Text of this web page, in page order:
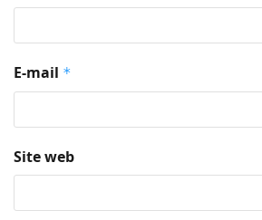
E-mail *
Site web